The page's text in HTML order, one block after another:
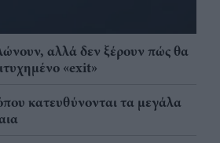
αλλά δεν ξέρουν πώς θα
«exit»
κατευθύνονται τα μεγάλα